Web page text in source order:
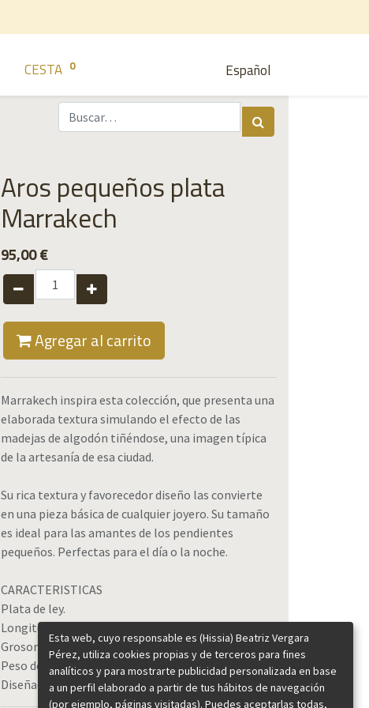
Español
CESTA 0
Aros pequeños plata
Marrakech
95,00€
Agregar al carrito
Marrakech inspira esta colección, que presenta una
elaborada textura simulando el efecto de las
madejas de algodón tiñéndose, una imagen típica
de la artesanía de esa ciudad.
Su rica textura y favorecedor diseño las convierte
en una pieza básica de cualquier joyero. Su tamaño
es ideal para las amantes de los pendientes
pequeños. Perfectas para el día o la noche.
CARACTERISTICAS
Plata de ley.
Longitud: 2 cm.
Grosor: 3 mm.
Peso de cada pendiente: 2,5 gramos.
Diseñadas y hechas a mano en España.
Esta web, cuyo responsable es (Hissia) Beatriz Vergara
Pérez, utiliza cookies propias y de terceros para fines
analíticos y para mostrarte publicidad personalizada en base
a un perfil elaborado a partir de tus hábitos de navegación
(por ejemplo, páginas visitadas). Puedes aceptarlas todas,